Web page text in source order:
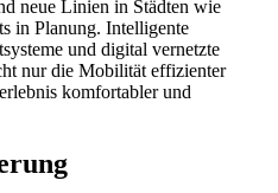
neue Linien in Städten wie
in Planung. Intelligente
und digital vernetzte
nur die Mobilität effizienter
komfortabler und